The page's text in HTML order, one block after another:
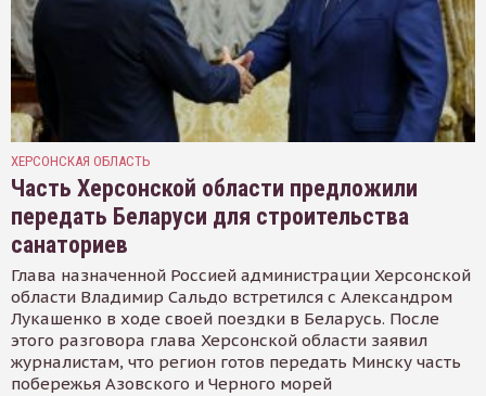
ХЕРСОНСКАЯ ОБЛАСТЬ
Часть Херсонской области предложили
передать Беларуси для строительства
санаториев
Глава назначенной Россией администрации Херсонской
области Владимир Сальдо встретился с Александром
Лукашенко в ходе своей поездки в Беларусь. После
этого разговора глава Херсонской области заявил
журналистам, что регион готов передать Минску часть
побережья Азовского и Черного морей